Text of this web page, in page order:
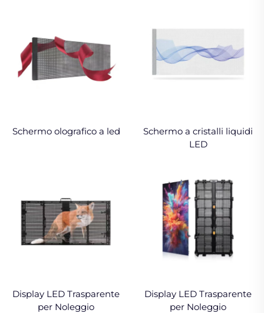
Schermo olografico a led
Schermo a cristalli liquidi
LED
Display LED Trasparente
per Noleggio
Display LED Trasparente
per Noleggio